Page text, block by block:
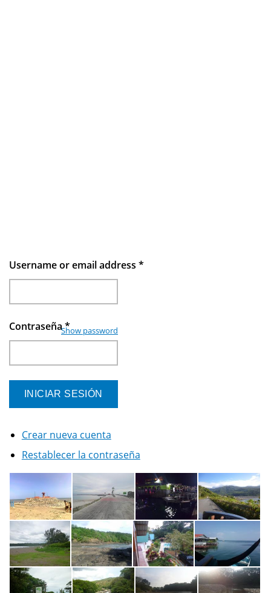
Username or email address *
Contraseña*
Show password
Crear nueva cuenta
Restablecer la contraseña